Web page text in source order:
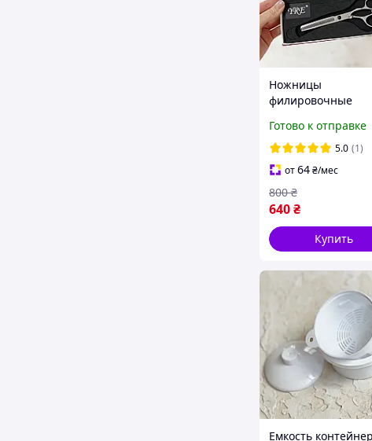
Ножницы
филировочные
Готово к отправке
5.0 (1)
от64₴/мес
640₴
800 ₴
Купить
Емкость